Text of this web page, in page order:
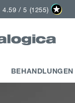
4.59 / 5 (1255)
BEHANDLUNGEN